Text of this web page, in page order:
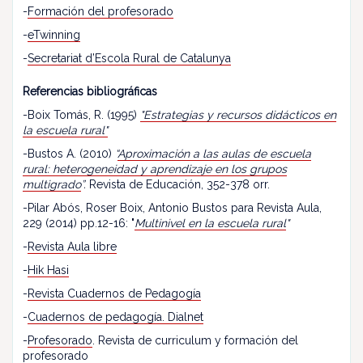
-Formación del profesorado
-eTwinning
-Secretariat d’Escola Rural de Catalunya
Referencias bibliográficas
-Boix Tomás, R. (1995) "Estrategias y recursos didácticos en
la escuela rural"
-Bustos A. (2010) “Aproximación a las aulas de escuela
rural: heterogeneidad y aprendizaje en los grupos
multigrado”. Revista de Educación, 352-378 orr.
-Pilar Abós, Roser Boix, Antonio Bustos para Revista Aula,
229 (2014) pp.12-16: "Multinivel en la escuela rural"
-Revista Aula libre
-Hik Hasi
-Revista Cuadernos de Pedagogía
-Cuadernos de pedagogía. Dialnet
-Profesorado . Revista de curriculum y formación del
profesorado